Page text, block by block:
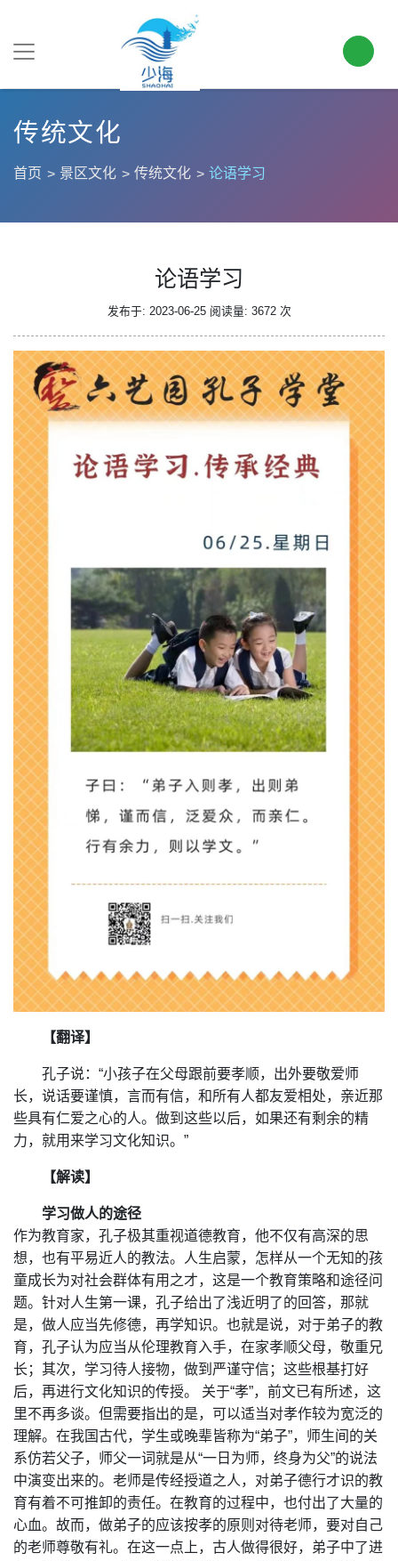
传统文化
首页 景区文化 传统文化 论语学习
论语学习
发布于: 2023-06-25 阅读量: 3672 次
【翻译】
孔子说：“小孩子在父母跟前要孝顺，出外要敬爱师
长，说话要谨慎，言而有信，和所有人都友爱相处，亲近那
些具有仁爱之心的人。做到这些以后，如果还有剩余的精
力，就用来学习文化知识。”
【解读】
学习做人的途径
作为教育家，孔子极其重视道德教育，他不仅有高深的思
想，也有平易近人的教法。人生启蒙，怎样从一个无知的孩
童成长为对社会群体有用之才，这是一个教育策略和途径问
题。针对人生第一课，孔子给出了浅近明了的回答，那就
是，做人应当先修德，再学知识。也就是说，对于弟子的教
育，孔子认为应当从伦理教育入手，在家孝顺父母，敬重兄
长；其次，学习待人接物，做到严谨守信；这些根基打好
后，再进行文化知识的传授。 关于“孝”，前文已有所述，这
里不再多谈。但需要指出的是，可以适当对孝作较为宽泛的
理解。在我国古代，学生或晚辈皆称为“弟子”，师生间的关
系仿若父子，师父一词就是从“一日为师，终身为父”的说法
中演变出来的。老师是传经授道之人，对弟子德行才识的教
育有着不可推卸的责任。在教育的过程中，也付出了大量的
心血。故而，做弟子的应该按孝的原则对待老师，要对自己
的老师尊敬有礼。在这一点上，古人做得很好，弟子中了进